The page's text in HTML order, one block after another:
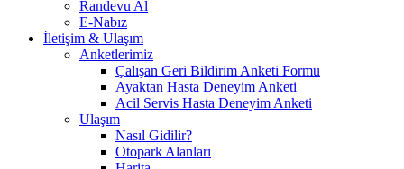
Randevu Al
E-Nabız
İletişim & Ulaşım
Anketlerimiz
Çalışan Geri Bildirim Anketi Formu
Ayaktan Hasta Deneyim Anketi
Acil Servis Hasta Deneyim Anketi
Ulaşım
Nasıl Gidilir?
Otopark Alanları